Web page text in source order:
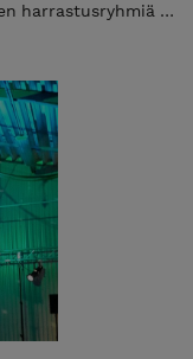
harrastusryhmiä ja